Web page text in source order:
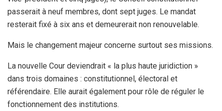
passerait à neuf membres, dont sept juges. Le mandat
resterait fixé à six ans et demeurerait non renouvelable.
Mais le changement majeur concerne surtout ses missions.
La nouvelle Cour deviendrait « la plus haute juridiction »
dans trois domaines : constitutionnel, électoral et
référendaire. Elle aurait également pour rôle de réguler le
fonctionnement des institutions.